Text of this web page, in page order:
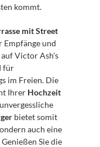
kommt.
mit Street
Empfänge und
Victor Ash's
für
im Freien. Die
Ihrer Hochzeit
bietet somit
auch eine